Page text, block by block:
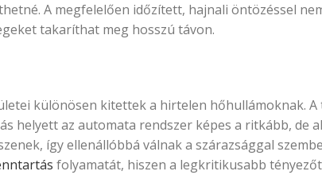
A megfelelően időzített, hajnali öntözéssel
takaríthat meg hosszú távon.
különösen kitettek a hirtelen hőhullámoknak.
helyett az automata rendszer képes a ritkább, de
így ellenállóbbá válnak a szárazsággal
folyamatát, hiszen a legkritikusabb